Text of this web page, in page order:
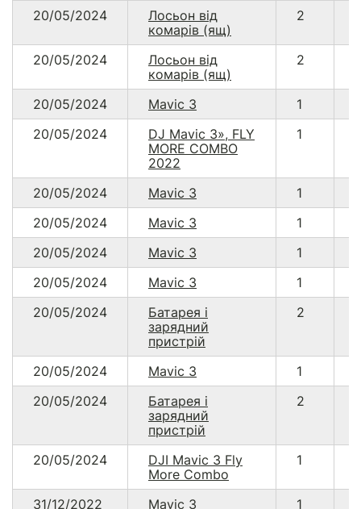
20/05/2024
Лосьон від
комарів (ящ)
2
20/05/2024
Лосьон від
комарів (ящ)
2
20/05/2024 Mavic 3 1
20/05/2024
DJ Mavic 3», FLY
MORE COMBO
2022
1
20/05/2024 Mavic 3 1
20/05/2024
Mavic 3 1
20/05/2024
Mavic 3 1
20/05/2024
Mavic 3 1
20/05/2024
Батарея і
зарядний
пристрій
2
20/05/2024 Mavic 3 1
20/05/2024
Батарея і
зарядний
пристрій
2
20/05/2024
DJI Mavic 3 Fly
More Combo
1
31/12/2022 Mavic 3 1